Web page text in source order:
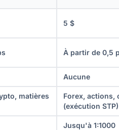
5 $
À partir de 0,5
Aucune
matières
Forex, actions,
(exécution STP)
Jusqu'à 1:1000